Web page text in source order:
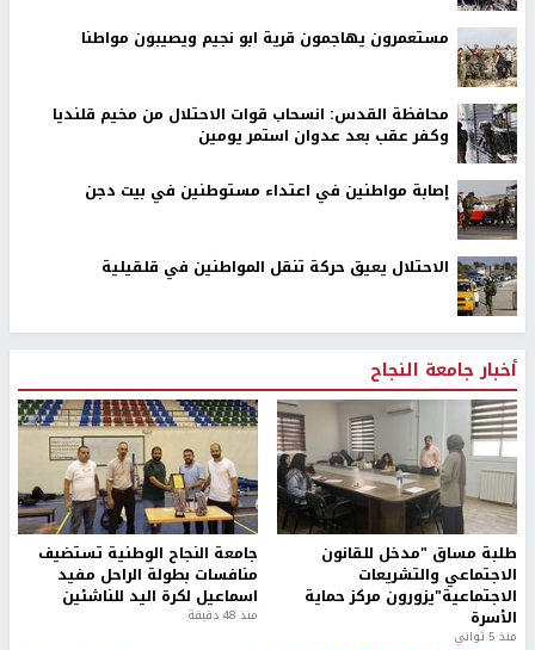
مستعمرون يهاجمون قرية ابو نجيم ويصيبون مواطنا
محافظة القدس: انسحاب قوات الاحتلال من مخيم قلنديا
وكفر عقب بعد عدوان استمر يومين
إصابة مواطنين في اعتداء مستوطنين في بيت دجن
الاحتلال يعيق حركة تنقل المواطنين في قلقيلية
أخبار جامعة النجاح
طلبة مساق "مدخل للقانون
الاجتماعي والتشريعات
الاجتماعية"يزورون مركز حماية
الأسرة
منذ 5 ثواني
جامعة النجاح الوطنية تستضيف
منافسات بطولة الراحل مفيد
اسماعيل لكرة اليد للناشئين
منذ 48 دقيقة